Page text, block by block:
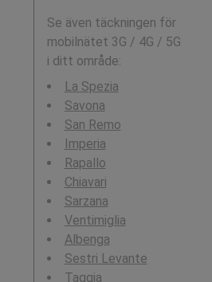
Se även täckningen för
mobilnätet 3G / 4G / 5G
i ditt område:
La Spezia
Savona
San Remo
Imperia
Rapallo
Chiavari
Sarzana
Ventimiglia
Albenga
Sestri Levante
Taggia